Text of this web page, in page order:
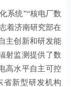
系统”“核电厂数
着济南研究部在
主创新和研发能
射监测提供了数
高水平自主可控
省新型研发机构